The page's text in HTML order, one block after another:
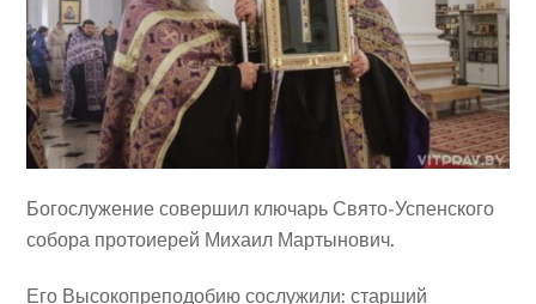
Богослужение совершил ключарь Свято-Успенского
собора протоиерей Михаил Мартынович.
Его Высокопреподобию сослужили: старший